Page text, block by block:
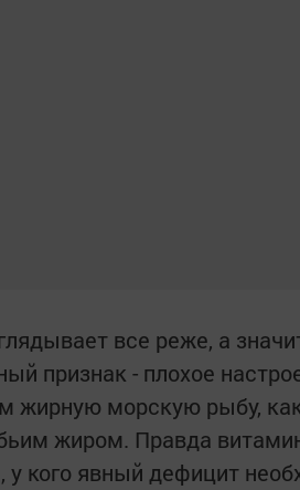
все реже, а
признак - плохое
жирную морскую рыбу,
жиром. Правда
кого явный дефицит